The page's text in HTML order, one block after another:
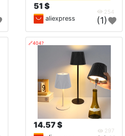
51 $
254
aliexpress (1)
🔗404?
14.57 $
297